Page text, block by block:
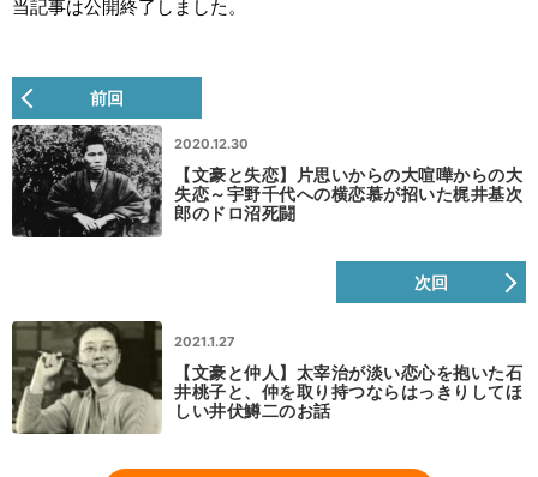
当記事は公開終了しました。
前回
2020.12.30
【文豪と失恋】片思いからの大喧嘩からの大
失恋～宇野千代への横恋慕が招いた梶井基次
郎のドロ沼死闘
次回
2021.1.27
【文豪と仲人】太宰治が淡い恋心を抱いた石
井桃子と、仲を取り持つならはっきりしてほ
しい井伏鱒二のお話